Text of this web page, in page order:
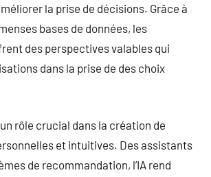
la prise de décisions. Grâce à
bases de données, les
des perspectives valables qui
dans la prise de des choix
un rôle crucial dans la création de
et intuitives. Des assistants
de recommandation, l’IA rend